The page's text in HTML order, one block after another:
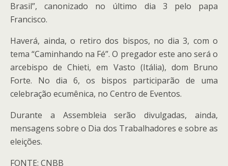
Brasil”, canonizado no último dia 3 pelo papa
Francisco.
Haverá, ainda, o retiro dos bispos, no dia 3, com o
tema “Caminhando na Fé”. O pregador este ano será o
arcebispo de Chieti, em Vasto (Itália), dom Bruno
Forte. No dia 6, os bispos participarão de uma
celebração ecumênica, no Centro de Eventos.
Durante a Assembleia serão divulgadas, ainda,
mensagens sobre o Dia dos Trabalhadores e sobre as
eleições.
FONTE: CNBB